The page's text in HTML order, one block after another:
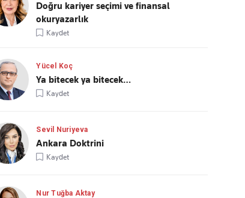
Doğru kariyer seçimi ve finansal
okuryazarlık
Kaydet
Yücel Koç
Ya bitecek ya bitecek…
Kaydet
Sevil Nuriyeva
Ankara Doktrini
Kaydet
Nur Tuğba Aktay